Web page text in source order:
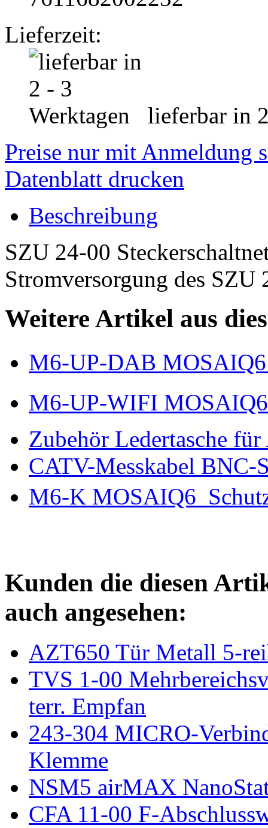
Lieferzeit:
lieferbar in
Preise nur mit Anmeldung
Datenblatt drucken
Beschreibung
SZU 24-00
Stromversorgung des SZU
Weitere Artikel aus
M6-UP-DAB
M6-UP-WIFI
Zubehör Ledertasche
CATV-Messkabel BNC-
M6-K MOSAIQ6 
Kunden die diesen
auch angesehen:
AZT650 Tür Metall 5-
TVS 1-00
terr. Empfan
243-304 MICRO-
Klemme
NSM5 airMAX
CFA 11-00 F-